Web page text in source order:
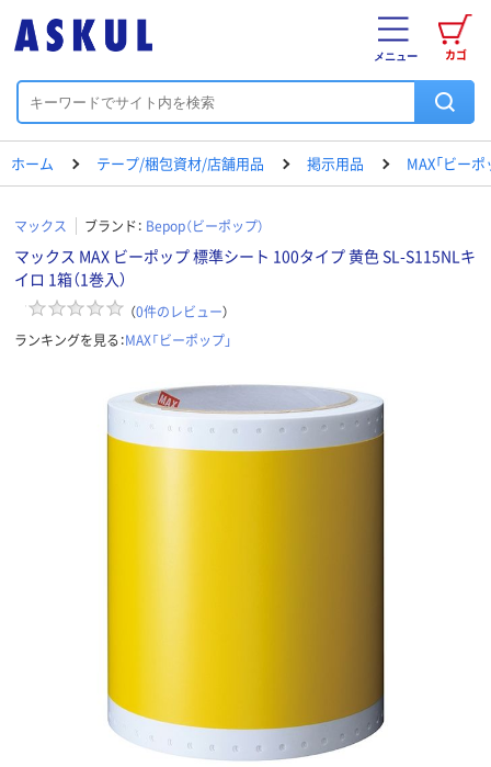
カゴ
メニュー
ホーム テープ/梱包資材/店舗用品 掲示用品 MAX「ビーポ
マックス ブランド： Bepop（ビーポップ）
マックス MAX ビーポップ 標準シート 100タイプ 黄色 SL-S115NLキ
イロ 1箱（1巻入）
（0件のレビュー）
ランキングを見る：MAX「ビーポップ」